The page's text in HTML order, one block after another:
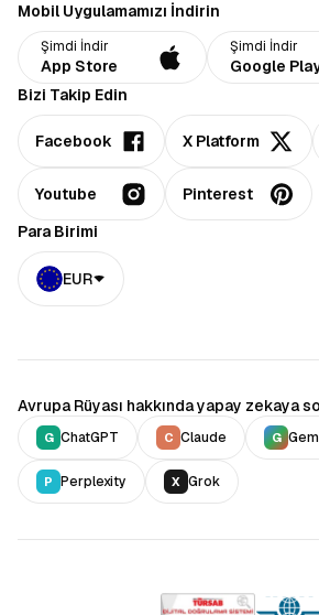
Mobil Uygulamamızı İndirin
Şimdi İndir
App Store
Şimdi İndir
Google
Bizi Takip Edin
Facebook X Platform
Youtube
Pinterest
Para Birimi
EUR
Avrupa Rüyası hakkında yapay zekaya
G ChatGPT C Claude G
P Perplexity X Grok